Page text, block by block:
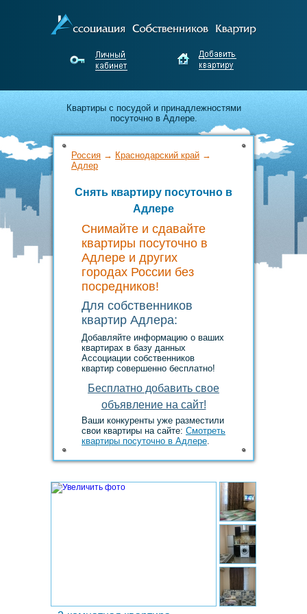
Квартиры с посудой и принадлежностями
посуточно в Адлере.
Лучшие предложения по аренде от
собственников Адлера.
Недорого снимайте и выгодно сдавайте жильё
без посредников!
Россия → Краснодарский край →
Адлер
Снять квартиру посуточно в
Адлере
Снимайте и сдавайте
квартиры посуточно в
Адлере и других
городах России без
посредников!
Для собственников
квартир Адлера:
Добавляйте информацию о ваших
квартирах в базу данных
Ассоциации собственников
квартир совершенно бесплатно!
Ваши конкуренты уже разместили
свои квартиры на сайте: Смотреть
квартиры посуточно в Адлере.